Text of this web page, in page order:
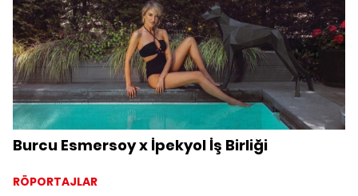
Burcu Esmersoy x İpekyol İş Birliği
RÖPORTAJLAR